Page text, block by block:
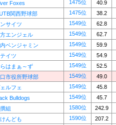
Foxes 1475位
40.9
関西野球部 1475位
38.2
サイツ 1549位
62.8
エンジェル 1549位
62.7
ベンジャミン 1549位
59.9
イツ 1549位
54.9
らはまぁ～ず 1549位
52.5
市役所野球部 1549位
49.0
ルフェ 1549位
45.8
Bulldogs 1549位
45.7
組 1580位
242.9
んども 1590位
207.2